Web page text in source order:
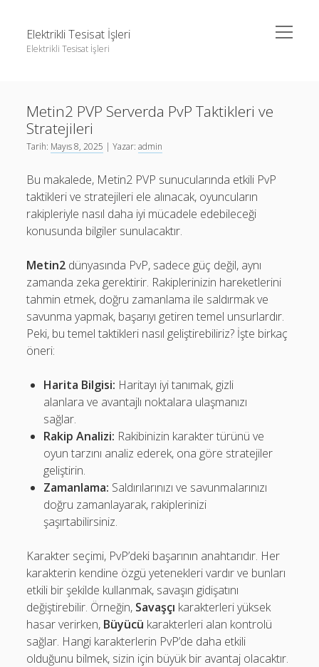
Elektrikli Tesisat İşleri
Elektrikli Tesisat İşleri
menüyü
aç
Linkedin Takipçi Çoğaltma Bedava
Liste
Tiktok Yorum Yükseltme Hilesi Bedava
Instagram Gizli Hesap Takipçileri Görme
Liste
Sayfa Listesi
Tiktok Yorum Yükseltme Hilesi Bedava
Metin2 PVP Serverda PvP Taktikleri ve
Stratejileri
Tarih: Mayıs 8, 2025 | Yazar:admin
Bu makalede, Metin2 PVP sunucularında etkili PvP
taktikleri ve stratejileri ele alınacak, oyuncuların
rakipleriyle nasıl daha iyi mücadele edebileceği
konusunda bilgiler sunulacaktır.
Metin2 dünyasında PvP, sadece güç değil, aynı
zamanda zeka gerektirir. Rakiplerinizin hareketlerini
tahmin etmek, doğru zamanlama ile saldırmak ve
savunma yapmak, başarıyı getiren temel unsurlardır.
Peki, bu temel taktikleri nasıl geliştirebiliriz? İşte birkaç
öneri:
Harita Bilgisi: Haritayı iyi tanımak, gizli
alanlara ve avantajlı noktalara ulaşmanızı
sağlar.
Rakip Analizi: Rakibinizin karakter türünü ve
oyun tarzını analiz ederek, ona göre stratejiler
geliştirin.
Zamanlama: Saldırılarınızı ve savunmalarınızı
doğru zamanlayarak, rakiplerinizi
şaşırtabilirsiniz.
Karakter seçimi, PvP’deki başarının anahtarıdır. Her
karakterin kendine özgü yetenekleri vardır ve bunları
etkili bir şekilde kullanmak, savaşın gidişatını
değiştirebilir. Örneğin, Savaşçı karakterleri yüksek
hasar verirken, Büyücü karakterleri alan kontrolü
sağlar. Hangi karakterlerin PvP’de daha etkili
olduğunu bilmek, sizin için büyük bir avantaj olacaktır.